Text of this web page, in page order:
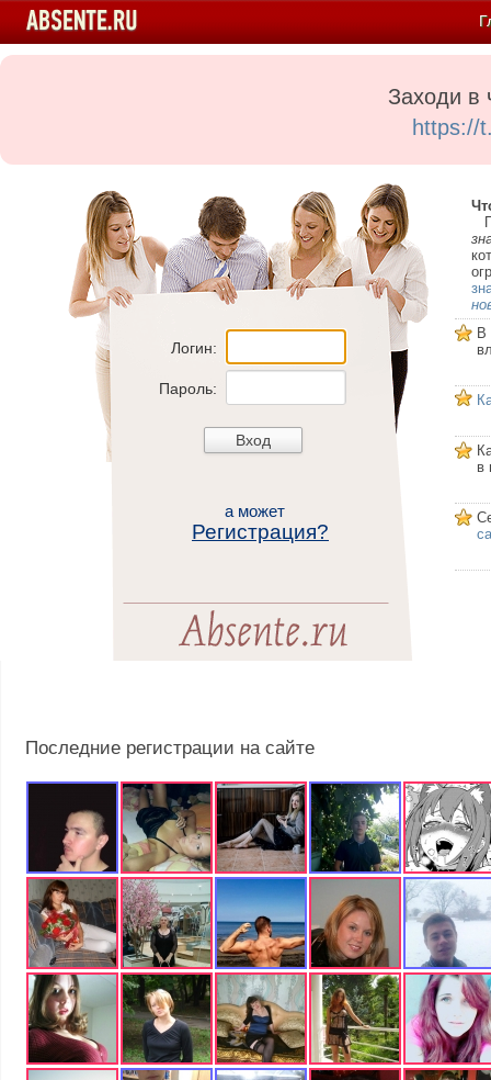
Заходи в
https://
Логин:
Пароль:
а может
Регистрация?
В
в
Последние регистрации на сайте